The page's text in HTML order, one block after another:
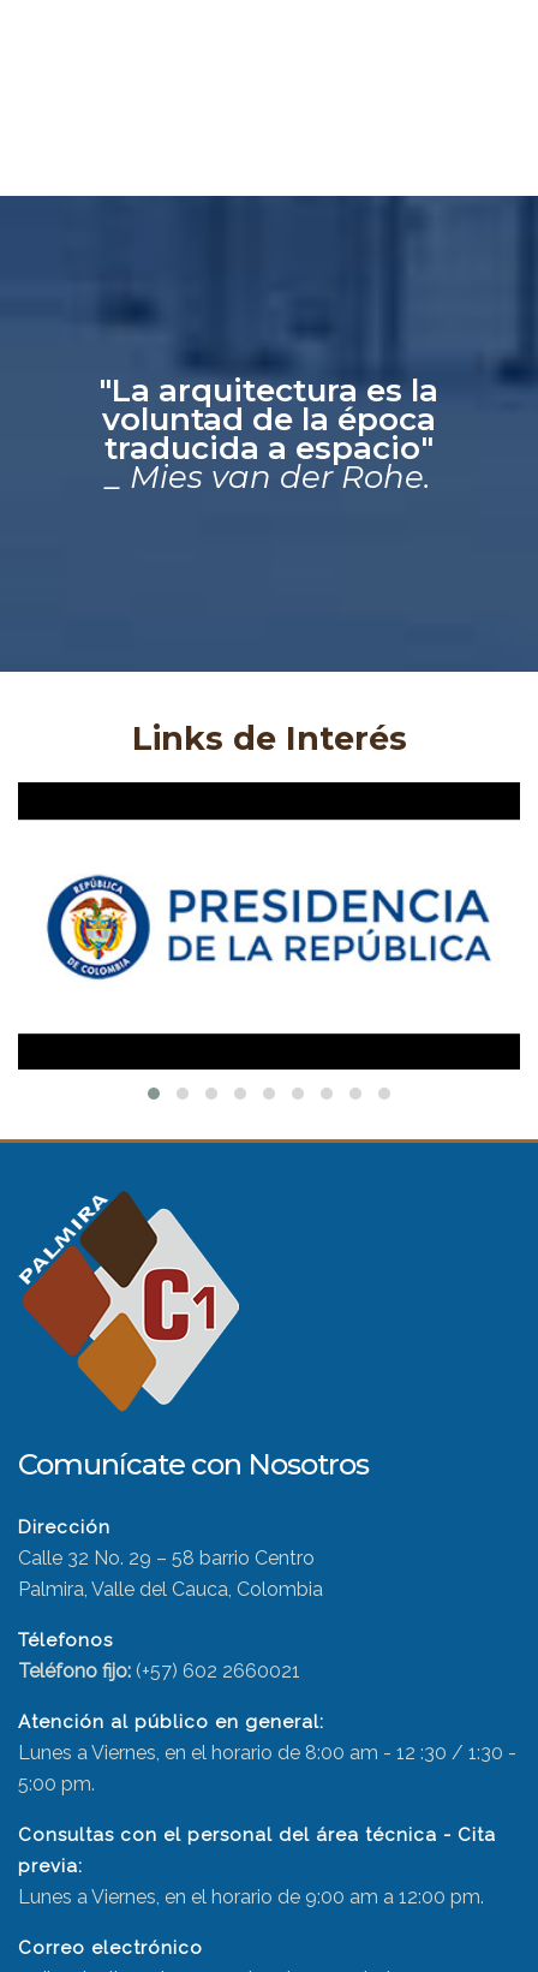
"La arquitectura es la
voluntad de la época
traducida a espacio"
_ Mies van der Rohe.
Links de Interés
Comunícate con Nosotros
Dirección
Calle 32 No. 29 – 58 barrio Centro
Palmira, Valle del Cauca, Colombia
Télefonos
Teléfono fijo: (+57) 602 2660021
Atención al público en general:
Lunes a Viernes, en el horario de 8:00 am - 12 :30 / 1:30 -
5:00 pm.
Consultas con el personal del área técnica - Cita
previa:
Lunes a Viernes, en el horario de 9:00 am a 12:00 pm.
Correo electrónico